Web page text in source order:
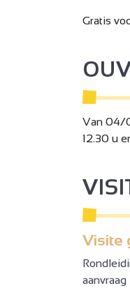
Gratis
Van 04/
12.30 u
Visite
aanvraag